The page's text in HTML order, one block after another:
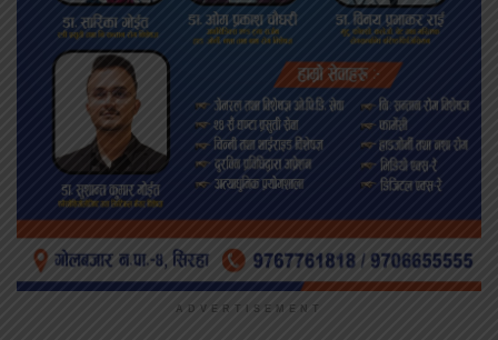
ADVERTISEMENT